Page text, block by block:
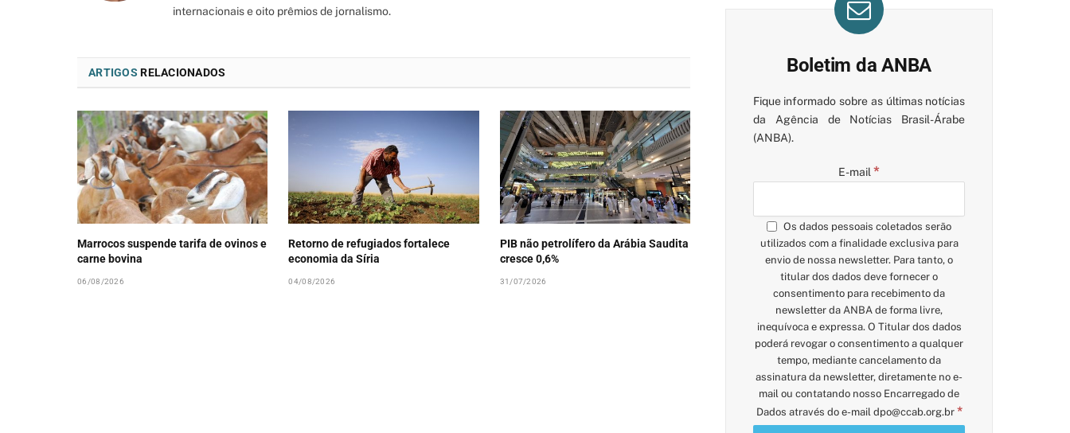
internacionais e oito prêmios de jornalismo.
ARTIGOS RELACIONADOS
Marrocos suspende tarifa de ovinos e
carne bovina
06/08/2026
Retorno de refugiados fortalece
economia da Síria
04/08/2026
PIB não petrolífero da Arábia Saudita
cresce 0,6%
31/07/2026
Boletim da ANBA
Fique informado sobre as últimas notícias
da Agência de Notícias Brasil-Árabe
(ANBA).
E-mail *
Os dados pessoais coletados serão
utilizados com a finalidade exclusiva para
envio de nossa newsletter. Para tanto, o
titular dos dados deve fornecer o
consentimento para recebimento da
newsletter da ANBA de forma livre,
inequívoca e expressa. O Titular dos dados
poderá revogar o consentimento a qualquer
tempo, mediante cancelamento da
assinatura da newsletter, diretamente no e-
mail ou contatando nosso Encarregado de
Dados através do e-mail dpo@ccab.org.br *